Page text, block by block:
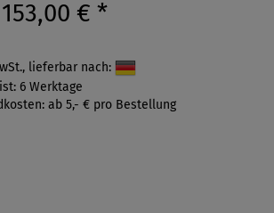
153,00 € *
lieferbar nach:
6 Werktage
ab 5,- € pro Bestellung